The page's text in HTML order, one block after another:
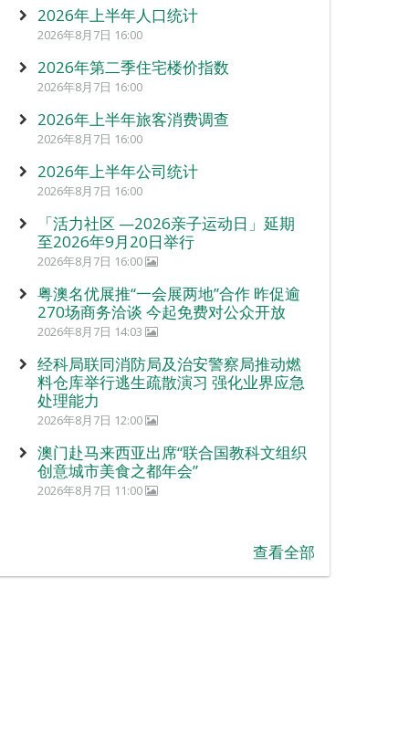
2026年上半年人口统计
2026年8月7日 16:00
2026年第二季住宅楼价指数
2026年8月7日 16:00
2026年上半年旅客消费调查
2026年8月7日 16:00
2026年上半年公司统计
2026年8月7日 16:00
「活力社区 —2026亲子运动日」延期
至2026年9月20日举行
2026年8月7日 16:00
粤澳名优展推“一会展两地”合作 昨促逾
270场商务洽谈 今起免费对公众开放
2026年8月7日 14:03
经科局联同消防局及治安警察局推动燃
料仓库举行逃生疏散演习 强化业界应急
处理能力
2026年8月7日 12:00
澳门赴马来西亚出席“联合国教科文组织
创意城市美食之都年会”
2026年8月7日 11:00
查看全部